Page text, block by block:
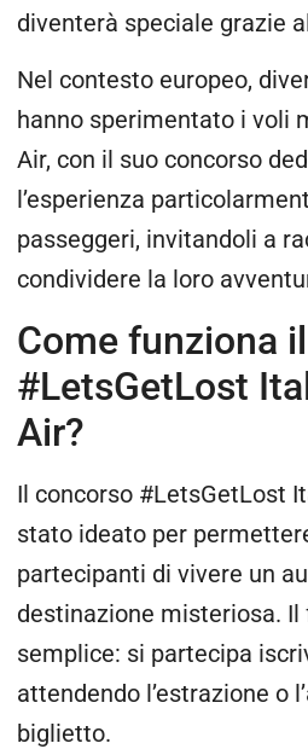
diventerà speciale grazie
Nel contesto europeo,
hanno sperimentato i voli
Air, con il suo concorso
l’esperienza
passeggeri, invitandoli a
condividere la loro
Come funziona
#LetsGetLost
Air?
Il concorso #LetsGetLost
stato ideato per
partecipanti di vivere un
destinazione misteriosa.
semplice: si partecipa
attendendo l’estrazione o
biglietto.